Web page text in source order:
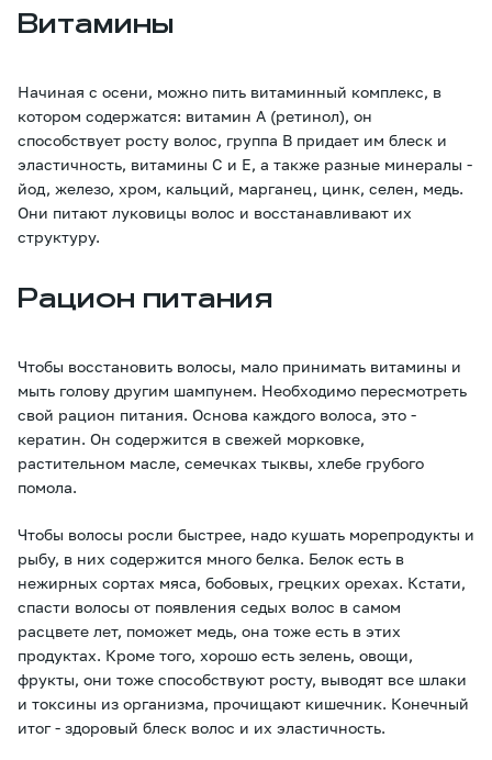
Витамины
Начиная с осени, можно пить витаминный комплекс, в
котором содержатся: витамин А (ретинол), он
способствует росту волос, группа В придает им блеск и
эластичность, витамины С и Е, а также разные минералы -
йод, железо, хром, кальций, марганец, цинк, селен, медь.
Они питают луковицы волос и восстанавливают их
структуру.
Рацион питания
Чтобы восстановить волосы, мало принимать витамины и
мыть голову другим шампунем. Необходимо пересмотреть
свой рацион питания. Основа каждого волоса, это -
кератин. Он содержится в свежей морковке,
растительном масле, семечках тыквы, хлебе грубого
помола.
Чтобы волосы росли быстрее, надо кушать морепродукты и
рыбу, в них содержится много белка. Белок есть в
нежирных сортах мяса, бобовых, грецких орехах. Кстати,
спасти волосы от появления седых волос в самом
расцвете лет, поможет медь, она тоже есть в этих
продуктах. Кроме того, хорошо есть зелень, овощи,
фрукты, они тоже способствуют росту, выводят все шлаки
и токсины из организма, прочищают кишечник. Конечный
итог - здоровый блеск волос и их эластичность.